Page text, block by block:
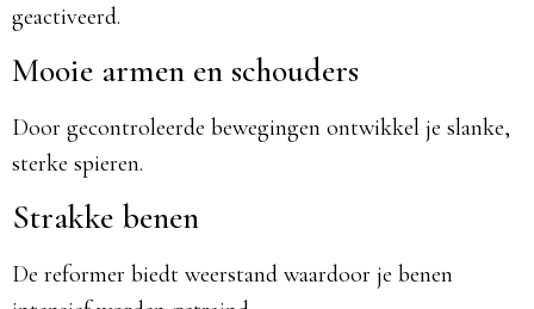
geactiveerd.
Mooie armen en schouders
Door gecontroleerde bewegingen ontwikkel je slanke,
sterke spieren.
Strakke benen
De reformer biedt weerstand waardoor je benen